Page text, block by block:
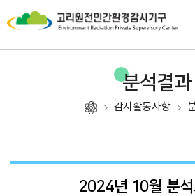
분석결과
감시활동사항
제목, 작성자, 작성일, 첨부파일
2024년 10월 분석